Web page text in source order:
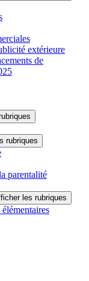
extérieure
de
parentalité